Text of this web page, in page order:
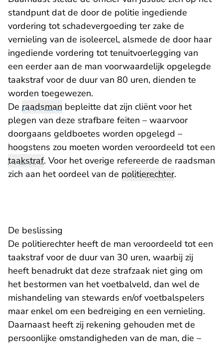
standpunt dat de door de politie ingediende
vordering tot schadevergoeding ter zake de
vernieling van de isoleercel, alsmede de door haar
ingediende vordering tot tenuitvoerlegging van
een eerder aan de man voorwaardelijk opgelegde
taakstraf voor de duur van 80 uren, dienden te
worden toegewezen.
De raadsman bepleitte dat zijn cliënt voor het
plegen van deze strafbare feiten – waarvoor
doorgaans geldboetes worden opgelegd –
hoogstens zou moeten worden veroordeeld tot een
taakstraf. Voor het overige refereerde de raadsman
zich aan het oordeel van de politierechter.
De beslissing
De politierechter heeft de man veroordeeld tot een
taakstraf voor de duur van 30 uren, waarbij zij
heeft benadrukt dat deze strafzaak niet ging om
het bestormen van het voetbalveld, dan wel de
mishandeling van stewards en/of voetbalspelers
maar enkel om een bedreiging en een vernieling.
Daarnaast heeft zij rekening gehouden met de
persoonlijke omstandigheden van de man, die –